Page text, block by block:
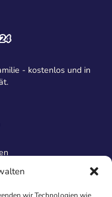
- kostenlos und in